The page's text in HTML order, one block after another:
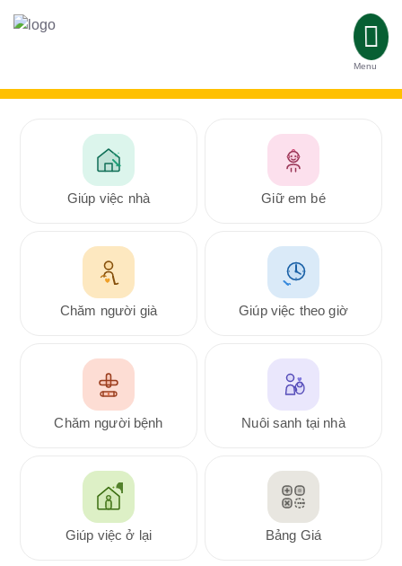
Menu
Giúp việc nhà Giữ em bé
Chăm người già Giúp việc theo giờ
Chăm người bệnh Nuôi sanh tại nhà
Giúp việc ở lại Bảng Giá